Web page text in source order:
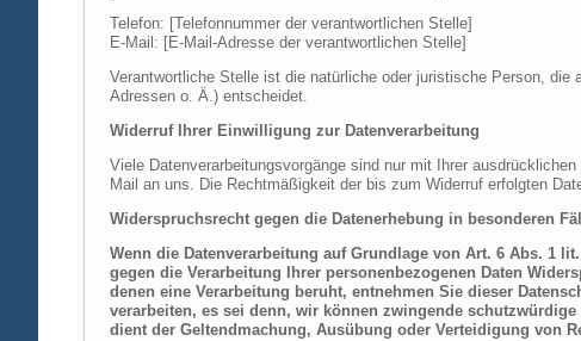
Telefon: [Telefonnummer der verantwortlichen Stelle]
E-Mail: [E-Mail-Adresse der verantwortlichen Stelle]
Verantwortliche Stelle ist die natürliche oder juristische Person,
Adressen o. Ä.) entscheidet.
Widerruf Ihrer Einwilligung zur Datenverarbeitung
Viele Datenverarbeitungsvorgänge sind nur mit Ihrer
Mail an uns. Die Rechtmäßigkeit der bis zum Widerruf erfolgten
Widerspruchsrecht gegen die Datenerhebung in besonderen
Wenn die Datenverarbeitung auf Grundlage von Art. 6 Abs. 1
gegen die Verarbeitung Ihrer personenbezogenen Daten
denen eine Verarbeitung beruht, entnehmen Sie dieser
verarbeiten, es sei denn, wir können zwingende
dient der Geltendmachung, Ausübung oder Verteidigung von